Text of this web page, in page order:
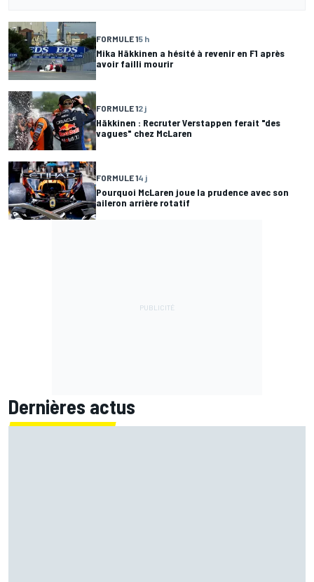
FORMULE 15 h
Mika Häkkinen a hésité à revenir en F1 après
avoir failli mourir
FORMULE 12 j
Häkkinen : Recruter Verstappen ferait "des
vagues" chez McLaren
FORMULE 14 j
Pourquoi McLaren joue la prudence avec son
aileron arrière rotatif
Dernières actus